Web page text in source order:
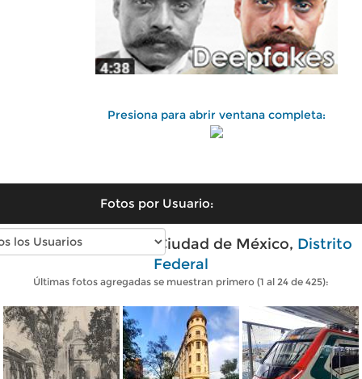
Presiona para abrir ventana completa:
Fotos por Usuario:
Fotos modernas de Ciudad de México, Distrito
Federal
Últimas fotos agregadas se muestran primero (1 al 24 de 425):